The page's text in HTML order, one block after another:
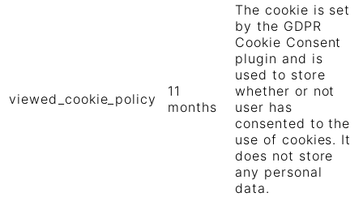
viewed_cookie_policy
11
months
The cookie is set
by the GDPR
Cookie Consent
plugin and is
used to store
whether or not
user has
consented to the
use of cookies. It
does not store
any personal
data.